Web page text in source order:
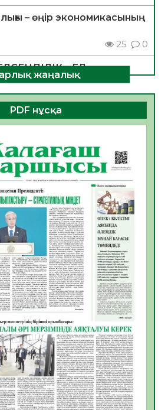
– өңір экономикасының
25 0
– ЕЛ
23 0
– БОЛАШАҚҚА
ТАҢДАУ
қарсы иммундау
27
туралы
24
туралы мәлімет
25
облысы полиция
мыңнан астам
қамтамасыз етті
37
«САНАЛЫ ҰРПАҚ –
АТТЫ КЕҢЕЙТІЛГЕН
37
жаңалық
PDF нұсқа